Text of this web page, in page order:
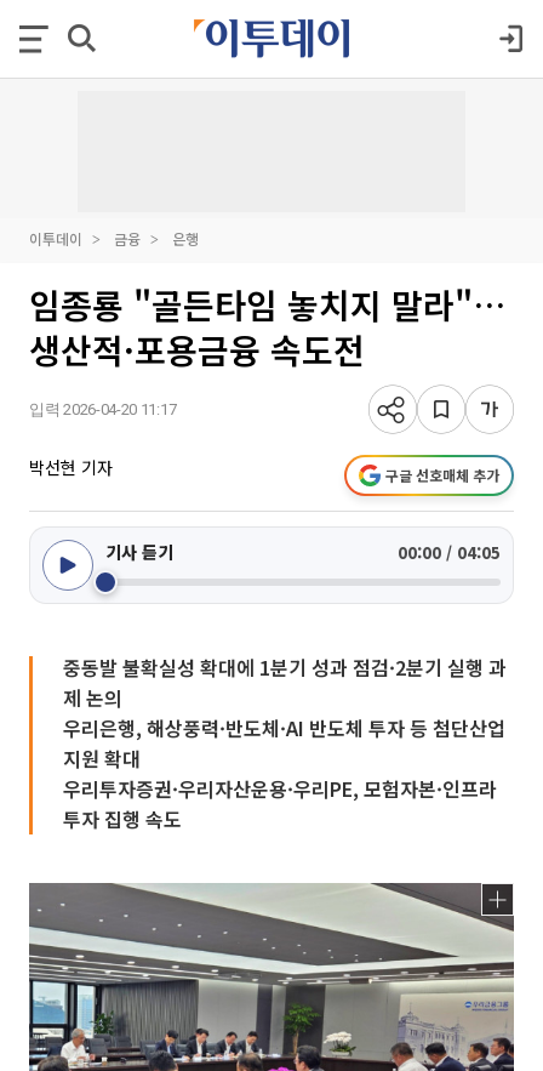
이투데이 금융 은행
임종룡 "골든타임 놓치지 말라"…
생산적·포용금융 속도전
입력 2026-04-20 11:17
박선현 기자 구글 선호매체 추가
기사 듣기 00:00 / 04:05
중동발 불확실성 확대에 1분기 성과 점검·2분기 실행 과
제 논의
우리은행, 해상풍력·반도체·AI 반도체 투자 등 첨단산업
지원 확대
우리투자증권·우리자산운용·우리PE, 모험자본·인프라
투자 집행 속도